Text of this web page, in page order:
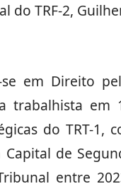
do TRF-2,
em Direito
trabalhista em
do TRT-1,
de
entre